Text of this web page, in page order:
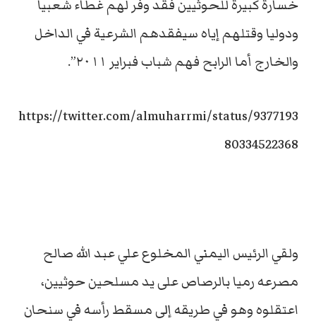
خسارة كبيرة للحوثيين فقد وفر لهم غطاء شعبيا
ودوليا وقتلهم إياه سيفقدهم الشرعية في الداخل
والخارج أما الرابح فهم شباب فبراير ٢٠١١”.
https://twitter.com/almuharrmi/status/9377193
80334522368
ولقي الرئيس اليمني المخلوع علي عبد الله صالح
مصرعه رميا بالرصاص على يد مسلحين حوثيين،
اعتقلوه وهو في طريقه إلى مسقط رأسه في سنحان